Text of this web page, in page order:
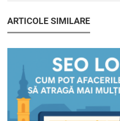
ARTICOLE SIMILARE